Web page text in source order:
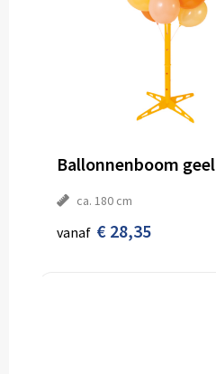
Ballonnenboom geel
ca. 180 cm
vanaf € 28,35